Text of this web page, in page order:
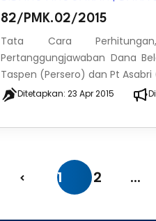
82/PMK.02/2015
Tata Cara
Pertanggungjawaban Dana
Taspen (Persero) dan Pt Asabri
Ditetapkan:23 Apr 2015
1 2 ...